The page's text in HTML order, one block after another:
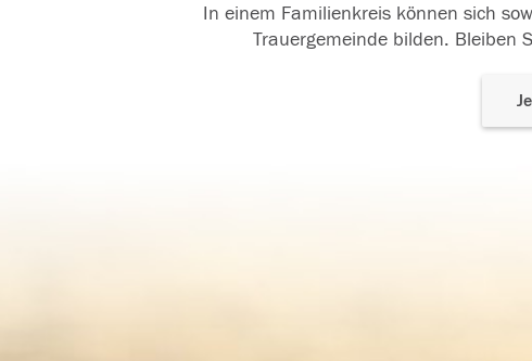
In einem Familienkreis können sich
Trauergemeinde bilden. Bleiben